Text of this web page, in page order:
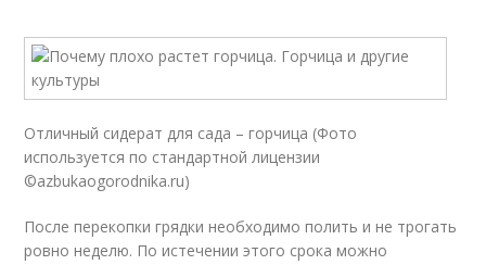
Отличный сидерат для сада – горчица (Фото
используется по стандартной лицензии
©azbukaogorodnika.ru)
После перекопки грядки необходимо полить и не трогать
ровно неделю. По истечении этого срока можно